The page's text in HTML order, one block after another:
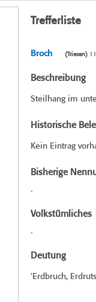
Trefferliste
Broch (Triesen)
Beschreibung
Steilhang im
Historische
Kein Eintrag
Bisherige
-
Volkstümliches
-
Deutung
'Erdbruch,